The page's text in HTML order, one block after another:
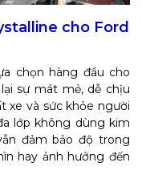
cho Ford
chọn hàng đầu cho
sự mát mẻ, dễ chịu
xe và sức khỏe người
lớp không dùng kim
đảm bảo độ trong
hay ảnh hưởng đến